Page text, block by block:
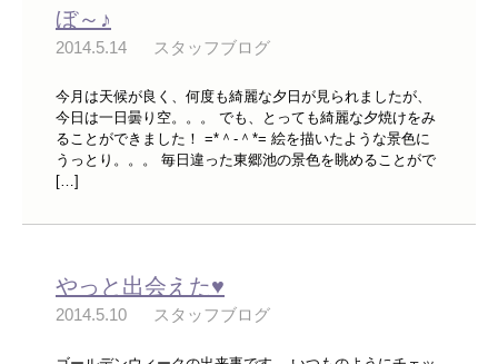
ぼ～♪
2014.5.14 スタッフブログ
今月は天候が良く、何度も綺麗な夕日が見られましたが、
今日は一日曇り空。。。 でも、とっても綺麗な夕焼けをみ
ることができました！ =*＾-＾*= 絵を描いたような景色に
うっとり。。。 毎日違った東郷池の景色を眺めることがで
[…]
やっと出会えた♥
2014.5.10 スタッフブログ